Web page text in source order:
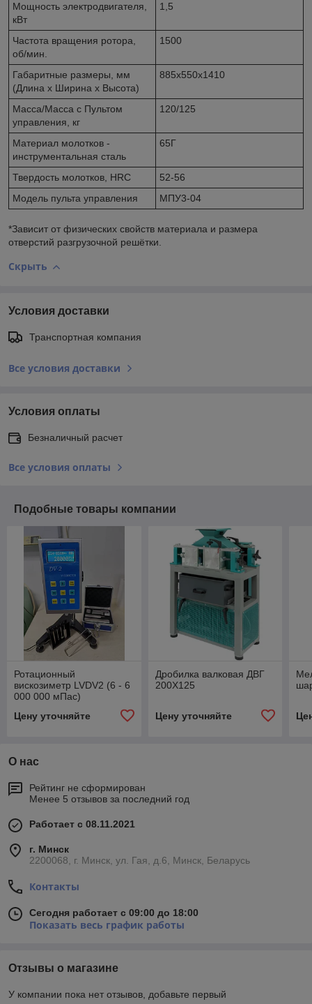
Мощность электродвигателя,
кВт
1,5
Частота вращения ротора,
об/мин.
1500
Габаритные размеры, мм
(Длина х Ширина х Высота)
885х550х1410
Масса/Масса с Пультом
управления, кг
120/125
Материал молотков -
инструментальная сталь
65Г
Твердость молотков, HRС
52-56
Модель пульта управления
МПУ3-04
*Зависит от физических свойств материала и размера
отверстий разгрузочной решётки.
Скрыть
Условия доставки
Транспортная компания
Все условия доставки
Условия оплаты
Безналичный расчет
Все условия оплаты
Подобные товары компании
Ротационный
вискозиметр LVDV2 (6 - 6
000 000 мПас)
Цену уточняйте
Дробилка валковая ДВГ
200Х125
Цену уточняйте
О нас
Рейтинг не сформирован
Менее 5 отзывов за последний год
Работает с 08.11.2021
г. Минск
2200068, г. Минск, ул. Гая, д.6, Минск, Беларусь
Контакты
Сегодня работает с 09:00 до 18:00
Показать весь график работы
Отзывы о магазине
У компании пока нет отзывов, добавьте первый